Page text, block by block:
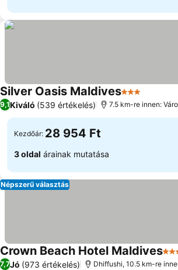
Silver Oasis Maldives3 Kategória
9,1Kiváló (539 értékelés) 7.5 km-re innen:
Kezdőár: 28 954 Ft
3 oldal árainak mutatása
Népszerű választás
Crown Beach Hotel Maldives3
7,7Jó (973 értékelés) Dhiffushi, 10.5 km-re